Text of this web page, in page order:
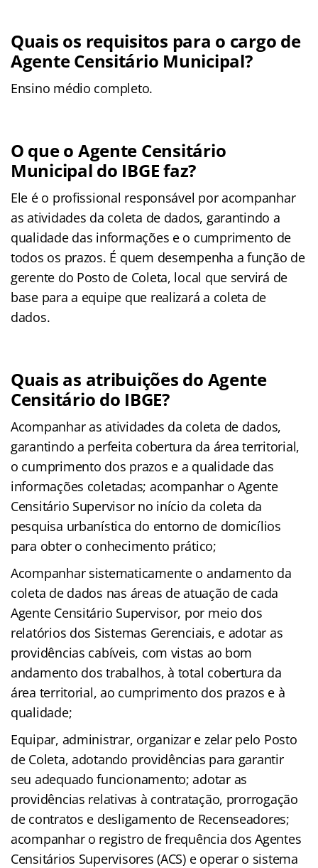
Quais os requisitos para o cargo de
Agente Censitário Municipal?
Ensino médio completo.
O que o Agente Censitário
Municipal do IBGE faz?
Ele é o profissional responsável por acompanhar
as atividades da coleta de dados, garantindo a
qualidade das informações e o cumprimento de
todos os prazos. É quem desempenha a função de
gerente do Posto de Coleta, local que servirá de
base para a equipe que realizará a coleta de
dados.
Quais as atribuições do Agente
Censitário do IBGE?
Acompanhar as atividades da coleta de dados,
garantindo a perfeita cobertura da área territorial,
o cumprimento dos prazos e a qualidade das
informações coletadas; acompanhar o Agente
Censitário Supervisor no início da coleta da
pesquisa urbanística do entorno de domicílios
para obter o conhecimento prático;
Acompanhar sistematicamente o andamento da
coleta de dados nas áreas de atuação de cada
Agente Censitário Supervisor, por meio dos
relatórios dos Sistemas Gerenciais, e adotar as
providências cabíveis, com vistas ao bom
andamento dos trabalhos, à total cobertura da
área territorial, ao cumprimento dos prazos e à
qualidade;
Equipar, administrar, organizar e zelar pelo Posto
de Coleta, adotando providências para garantir
seu adequado funcionamento; adotar as
providências relativas à contratação, prorrogação
de contratos e desligamento de Recenseadores;
acompanhar o registro de frequência dos Agentes
Censitários Supervisores (ACS) e operar o sistema